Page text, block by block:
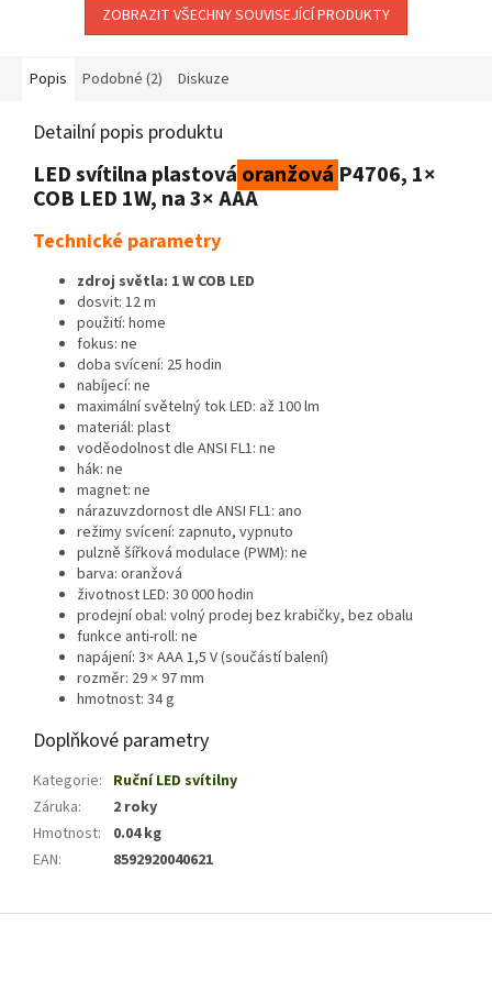
ZOBRAZIT VŠECHNY SOUVISEJÍCÍ PRODUKTY
Popis Podobné (2) Diskuze
Detailní popis produktu
LED svítilna plastová oranžová P4706, 1×
COB LED 1W, na 3× AAA
Technické parametry
zdroj světla: 1 W COB LED
dosvit: 12 m
použití: home
fokus: ne
doba svícení: 25 hodin
nabíjecí: ne
maximální světelný tok LED: až 100 lm
materiál: plast
voděodolnost dle ANSI FL1: ne
hák: ne
magnet: ne
nárazuvzdornost dle ANSI FL1: ano
režimy svícení: zapnuto, vypnuto
pulzně šířková modulace (PWM): ne
barva: oranžová
životnost LED: 30 000 hodin
prodejní obal: volný prodej bez krabičky, bez obalu
funkce anti-roll: ne
napájení: 3× AAA 1,5 V (součástí balení)
rozměr: 29 × 97 mm
hmotnost: 34 g
Doplňkové parametry
Kategorie: Ruční LED svítilny
Záruka:
2 roky
Hmotnost:
0.04 kg
EAN: 8592920040621
Z